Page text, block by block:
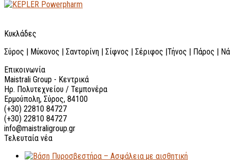
Κυκλάδες
Σύρος | Μύκονος | Σαντορίνη | Σίφνος | Σέριφος |Τήνος | Πάρος |
Επικοινωνία
Maistrali Group - Κεντρικά
Ηρ. Πολυτεχνείου / Τεμπονέρα
Ερμούπολη, Σύρος, 84100
(+30) 22810 84727
(+30) 22810 84727
info@maistraligroup.gr
Τελευταία νέα